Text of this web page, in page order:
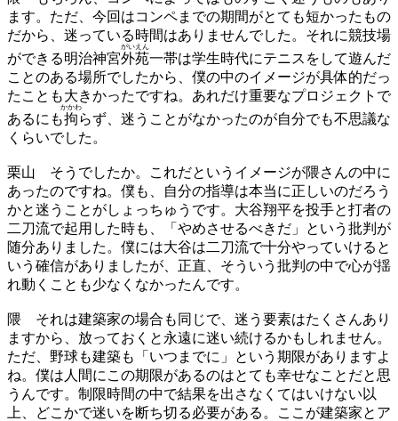
ます。ただ、今回はコンペまでの期間がとても短かったもの
だから、迷っている時間はありませんでした。それに競技場
ができる明治神宮外苑
がいえん
一帯は学生時代にテニスをして遊んだ
ことのある場所でしたから、僕の中のイメージが具体的だっ
たことも大きかったですね。あれだけ重要なプロジェクトで
あるにも拘
かかわ
らず、迷うことがなかったのが自分でも不思議な
くらいでした。
栗山 そうでしたか。これだというイメージが隈さんの中に
あったのですね。僕も、自分の指導は本当に正しいのだろう
かと迷うことがしょっちゅうです。大谷翔平を投手と打者の
二刀流で起用した時も、「やめさせるべきだ」という批判が
随分ありました。僕には大谷は二刀流で十分やっていけると
いう確信がありましたが、正直、そういう批判の中で心が揺
れ動くことも少なくなかったんです。
隈 それは建築家の場合も同じで、迷う要素はたくさんあり
ますから、放っておくと永遠に迷い続けるかもしれません。
ただ、野球も建築も「いつまでに」という期限がありますよ
ね。僕は人間にこの期限があるのはとても幸せなことだと思
うんです。制限時間の中で結果を出さなくてはいけない以
上、どこかで迷いを断ち切る必要がある。ここが建築家とア